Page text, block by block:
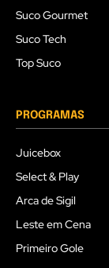
Suco Gourmet
Suco Tech
Top Suco
PROGRAMAS
Juicebox
Select & Play
Arca de Sigil
Leste em Cena
Primeiro Gole